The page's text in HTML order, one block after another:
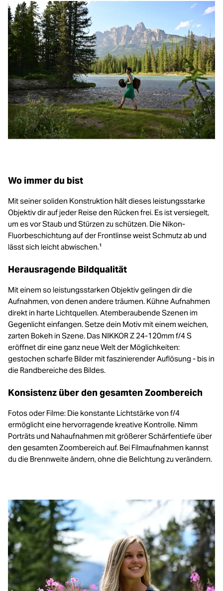
Wo immer du bist
Mit seiner soliden Konstruktion hält dieses leistungsstarke
Objektiv dir auf jeder Reise den Rücken frei. Es ist versiegelt,
um es vor Staub und Stürzen zu schützen. Die Nikon-
Fluorbeschichtung auf der Frontlinse weist Schmutz ab und
lässt sich leicht abwischen.¹
Herausragende Bildqualität
Mit einem so leistungsstarken Objektiv gelingen dir die
Aufnahmen, von denen andere träumen. Kühne Aufnahmen
direkt in harte Lichtquellen. Atemberaubende Szenen im
Gegenlicht einfangen. Setze dein Motiv mit einem weichen,
zarten Bokeh in Szene. Das NIKKOR Z 24-120mm f/4 S
eröffnet dir eine ganz neue Welt der Möglichkeiten:
gestochen scharfe Bilder mit faszinierender Auflösung - bis in
die Randbereiche des Bildes.
Konsistenz über den gesamten Zoombereich
Fotos oder Filme: Die konstante Lichtstärke von f/4
ermöglicht eine hervorragende kreative Kontrolle. Nimm
Porträts und Nahaufnahmen mit größerer Schärfentiefe über
den gesamten Zoombereich auf. Bei Filmaufnahmen kannst
du die Brennweite ändern, ohne die Belichtung zu verändern.